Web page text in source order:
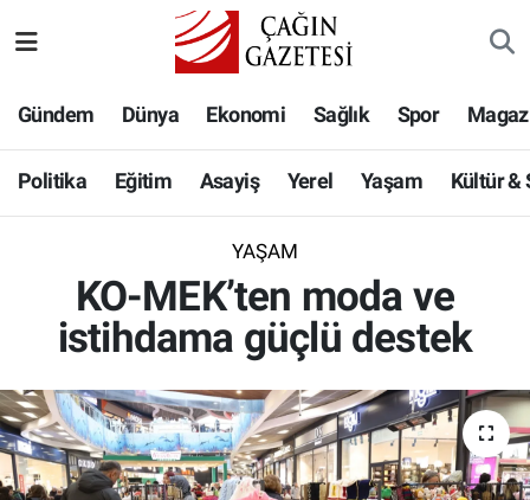
Gündem Dünya Ekonomi Sağlık Spor
Politika Eğitim Asayiş Yerel Yaşam Kültür &
YAŞAM
KO-MEK’ten moda ve
istihdama güçlü destek
Eğitim
Asayiş
Yaşam
Kültür & Sanat
Bilim-Teknoloji
Hava Durumu
Namaz Vakitleri
Süper Lig Puan Durumu ve Fikstür
Tüm Manşetler
Son Dakika Haberleri